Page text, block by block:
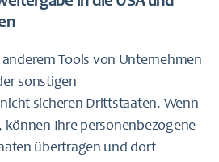
Tools von Unternehmen
sonstigen
sicheren Drittstaaten. Wenn
können Ihre personenbezogene
übertragen und dort